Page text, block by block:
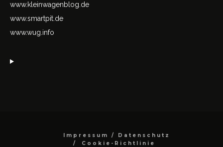
www.kleinwagenblog.de
www.smartpit.de
www.wug.info
Impressum / Datenschutz
Cookie-Richtlinie